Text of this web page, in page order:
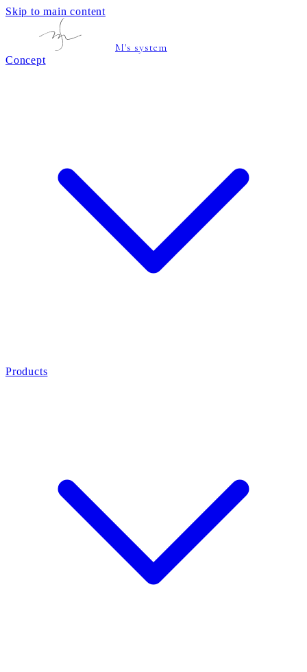
Skip to main content
M's system
Concept
Products